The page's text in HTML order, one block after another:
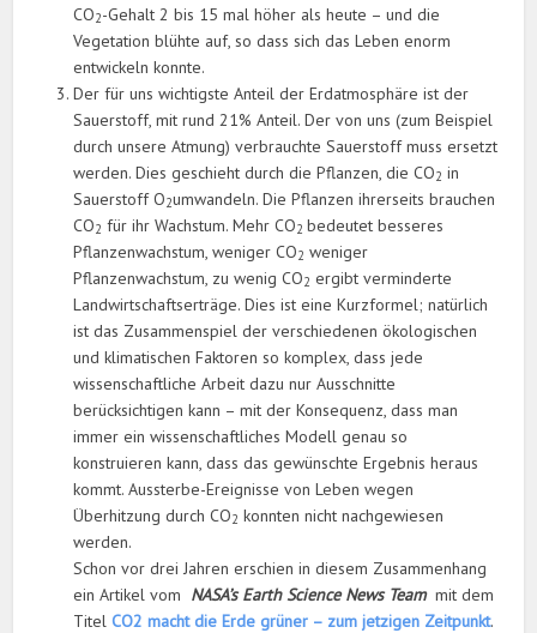
CO2-Gehalt 2 bis 15 mal höher als heute – und die
Vegetation blühte auf, so dass sich das Leben enorm
entwickeln konnte.
Der für uns wichtigste Anteil der Erdatmosphäre ist der
Sauerstoff, mit rund 21% Anteil. Der von uns (zum Beispiel
durch unsere Atmung) verbrauchte Sauerstoff muss ersetzt
werden. Dies geschieht durch die Pflanzen, die CO2 in
Sauerstoff O2umwandeln. Die Pflanzen ihrerseits brauchen
CO2 für ihr Wachstum. Mehr CO2bedeutet besseres
Pflanzenwachstum, weniger CO2 weniger
Pflanzenwachstum, zu wenig CO2 ergibt verminderte
Landwirtschaftserträge. Dies ist eine Kurzformel; natürlich
ist das Zusammenspiel der verschiedenen ökologischen
und klimatischen Faktoren so komplex, dass jede
wissenschaftliche Arbeit dazu nur Ausschnitte
berücksichtigen kann – mit der Konsequenz, dass man
immer ein wissenschaftliches Modell genau so
konstruieren kann, dass das gewünschte Ergebnis heraus
kommt. Aussterbe-Ereignisse von Leben wegen
Überhitzung durch CO2 konnten nicht nachgewiesen
werden.
Schon vor drei Jahren erschien in diesem Zusammenhang
ein Artikel vom NASA’s Earth Science News Teammit dem
TitelCO2 macht die Erde grüner – zum jetzigen Zeitpunkt.